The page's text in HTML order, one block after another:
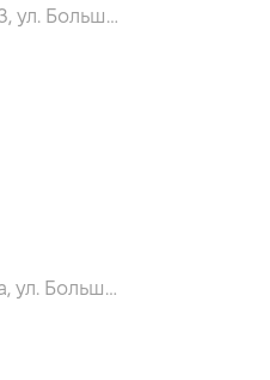
ООО ВИДИ КРАЙ МОТОРЗ, ул. Большая Кольцевая, 60а
с. Софіївська Борщагівка, ул. Большая Кольцевая, 60а